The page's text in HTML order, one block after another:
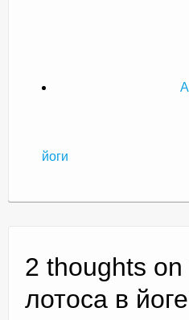
йоги
2 thoughts on
лотоса в йоге